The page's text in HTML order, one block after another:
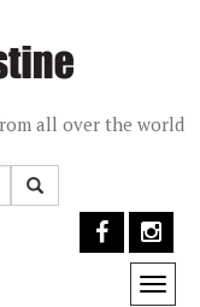
all over the world